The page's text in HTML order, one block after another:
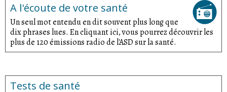
A l'écoute de votre santé
Un seul mot entendu en dit souvent plus long que
dix phrases lues. En cliquant ici, vous pourrez découvrir les
plus de 120 émissions radio de l'ASD sur la santé.
Tests de santé